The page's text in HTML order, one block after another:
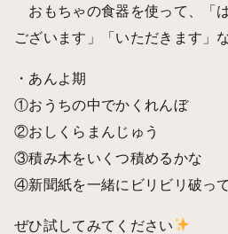
おもちゃの食器を使って、「
ございます」「いただきます」
・あんよ期
①おうちの中でかくれんぼ
②おしくらまんじゅう
③積み木をいくつ積めるかな
④新聞紙を一緒にビリビリ破っ
ぜひ試してみてください